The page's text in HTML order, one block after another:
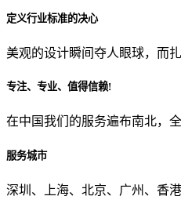
贵公司的团队规模是？
从哪里了解到我们？
定义行业标准的决心
美观的设计瞬间夺人眼球，而
专注、专业、值得信赖!
在中国我们的服务遍布南北，
服务城市
深圳、上海、北京、广州、香